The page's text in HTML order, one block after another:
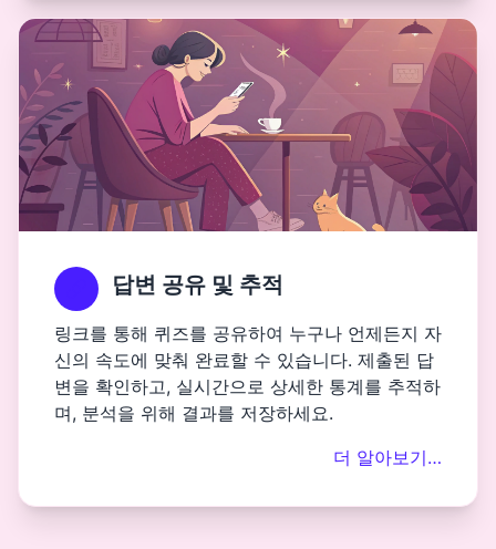
답변 공유 및 추적
링크를 통해 퀴즈를 공유하여 누구나 언제든지 자
신의 속도에 맞춰 완료할 수 있습니다. 제출된 답
변을 확인하고, 실시간으로 상세한 통계를 추적하
며, 분석을 위해 결과를 저장하세요.
더 알아보기…